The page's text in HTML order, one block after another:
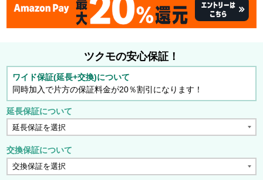
ツクモの安心保証！
ワイド保証(延長+交換)について
同時加入で片方の保証料金が20％割引になります！
延長保証について
交換保証について